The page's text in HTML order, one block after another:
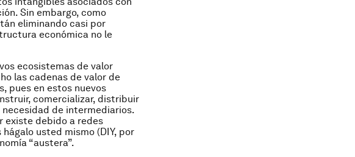
Sin embargo, como
eliminando casi por
económica no le
ecosistemas de valor
las cadenas de valor de
pues en estos nuevos
comercializar, distribuir
de intermediarios.
existe debido a redes
usted mismo (DIY, por
“austera”.